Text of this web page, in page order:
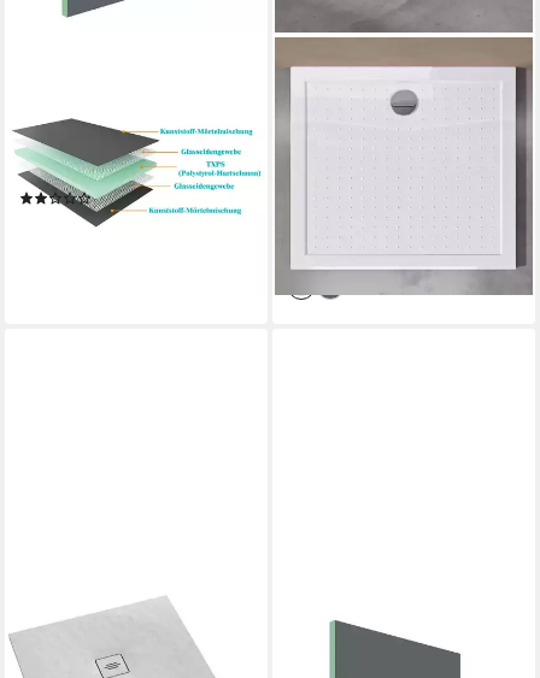
Bauplatte Duschtasse Fliesen
Innenplatte Hartschaumplatte,
Rechteck, Set
(1)
ab 71,99 € UVP
DOPORRO
Duschwanne Duschtasse aus
Acryl mit Anti-Rutsch Profil
DIN-Anschlüssen Lucia02,
Rechteckig
ab 99,00 €
UVP 118,80 €
lieferbar - in 4-5 Werktagen bei dir